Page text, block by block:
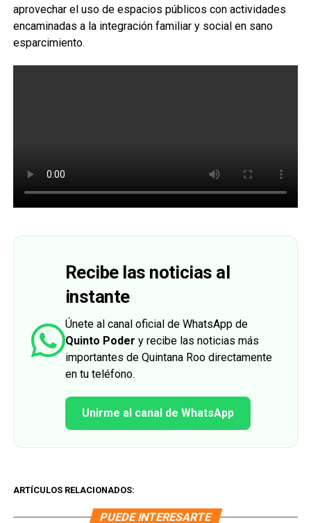
aprovechar el uso de espacios públicos con actividades
encaminadas a la integración familiar y social en sano
esparcimiento.
Recibe las noticias al
instante
Únete al canal oficial de WhatsApp de
Quinto Poder y recibe las noticias más
importantes de Quintana Roo directamente
en tu teléfono.
Unirme al canal de WhatsApp
ARTÍCULOS RELACIONADOS:
PUEDE INTERESARTE